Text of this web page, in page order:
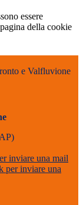
essere
della cookie
e Valfluvione
inviare una mail
per inviare una